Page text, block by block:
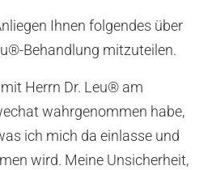
Ihnen folgendes über
Behandlung mitzuteilen.
Herrn Dr. Leu® am
wahrgenommen habe,
ich mich da einlasse und
wird. Meine Unsicherheit,